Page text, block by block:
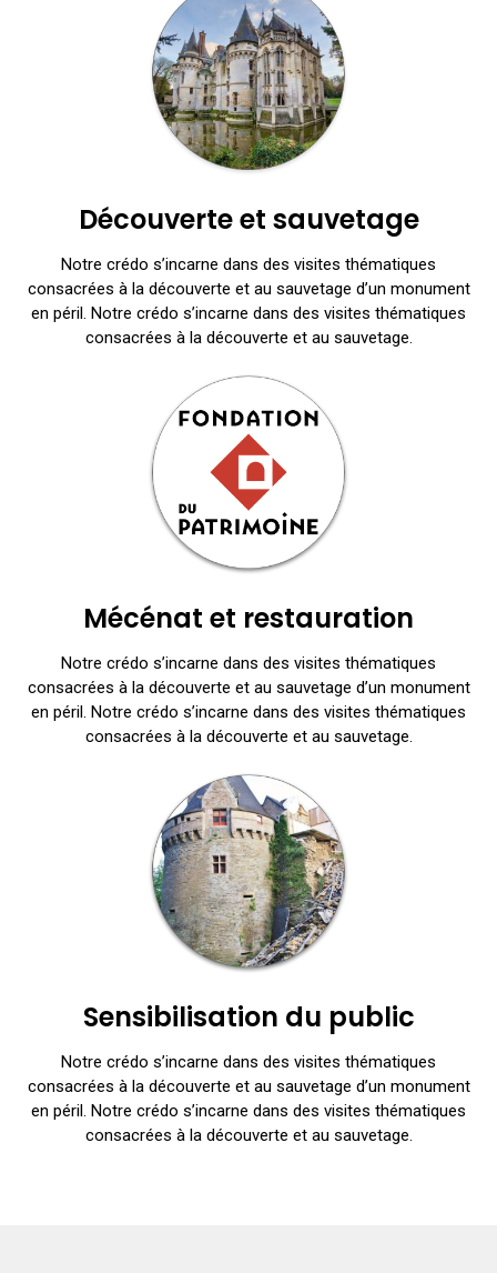
Découverte et sauvetage
Notre crédo s’incarne dans des visites thématiques
consacrées à la découverte et au sauvetage d’un monument
en péril. Notre crédo s’incarne dans des visites thématiques
consacrées à la découverte et au sauvetage.
Mécénat et restauration
Notre crédo s’incarne dans des visites thématiques
consacrées à la découverte et au sauvetage d’un monument
en péril. Notre crédo s’incarne dans des visites thématiques
consacrées à la découverte et au sauvetage.
Sensibilisation du public
Notre crédo s’incarne dans des visites thématiques
consacrées à la découverte et au sauvetage d’un monument
en péril. Notre crédo s’incarne dans des visites thématiques
consacrées à la découverte et au sauvetage.